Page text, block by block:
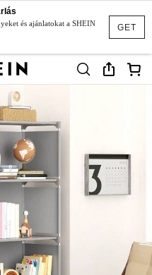
GET
és ajánlatokat a SHEIN